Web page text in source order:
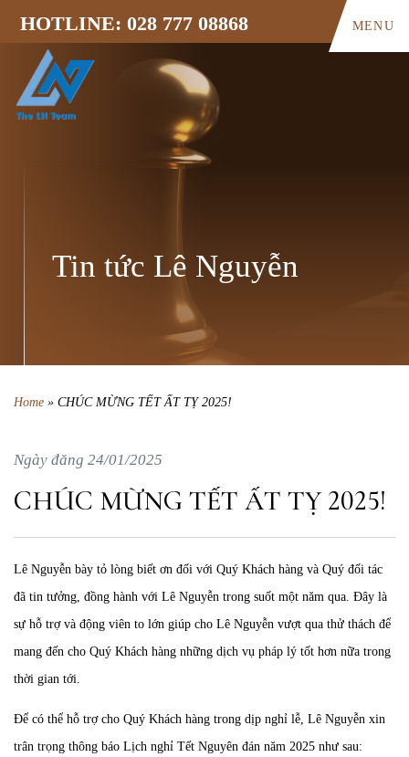
HOTLINE: 028 777 08868 MENU
Tin tức Lê Nguyễn
Home » CHÚC MỪNG TẾT ẤT TỴ 2025!
Ngày đăng 24/01/2025
CHÚC MỪNG TẾT ẤT TỴ 2025!
Lê Nguyễn bày tỏ lòng biết ơn đối với Quý Khách hàng và Quý đối tác
đã tin tưởng, đồng hành với Lê Nguyễn trong suốt một năm qua. Đây là
sự hỗ trợ và động viên to lớn giúp cho Lê Nguyễn vượt qua thử thách để
mang đến cho Quý Khách hàng những dịch vụ pháp lý tốt hơn nữa trong
thời gian tới.
Để có thể hỗ trợ cho Quý Khách hàng trong dịp nghỉ lễ, Lê Nguyễn xin
trân trọng thông báo Lịch nghỉ Tết Nguyên đán năm 2025 như sau: